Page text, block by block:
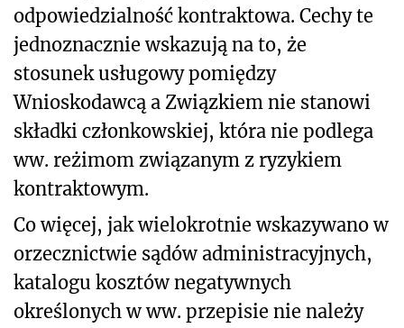
odpowiedzialność kontraktowa. Cechy te
jednoznacznie wskazują na to, że
stosunek usługowy pomiędzy
Wnioskodawcą a Związkiem nie stanowi
składki członkowskiej, która nie podlega
ww. reżimom związanym z ryzykiem
kontraktowym.
Co więcej, jak wielokrotnie wskazywano w
orzecznictwie sądów administracyjnych,
katalogu kosztów negatywnych
określonych w ww. przepisie nie należy